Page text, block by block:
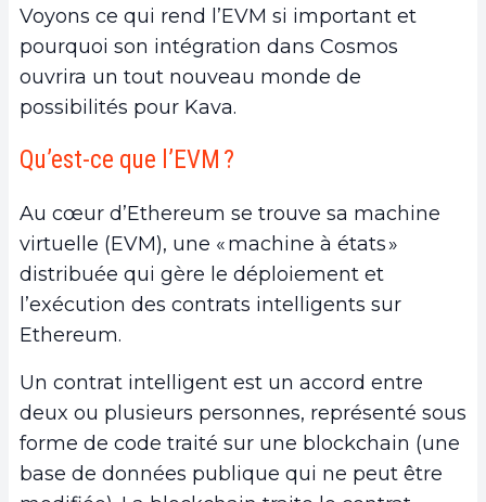
Voyons ce qui rend l’EVM si important et
pourquoi son intégration dans Cosmos
ouvrira un tout nouveau monde de
possibilités pour Kava.
Qu’est-ce que l’EVM ?
Au cœur d’Ethereum se trouve sa machine
virtuelle (EVM), une « machine à états »
distribuée qui gère le déploiement et
l’exécution des contrats intelligents sur
Ethereum.
Un contrat intelligent est un accord entre
deux ou plusieurs personnes, représenté sous
forme de code traité sur une blockchain (une
base de données publique qui ne peut être